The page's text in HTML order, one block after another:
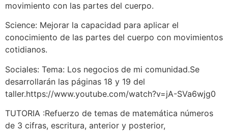
movimiento con las partes del cuerpo.
Science: Mejorar la capacidad para aplicar el
conocimiento de las partes del cuerpo con movimientos
cotidianos.
Sociales: Tema: Los negocios de mi comunidad.Se
desarrollarán las páginas 18 y 19 del
taller.https://www.youtube.com/watch?v=jA-SVa6wjg0
TUTORIA :Refuerzo de temas de matemática números
de 3 cifras, escritura, anterior y posterior,